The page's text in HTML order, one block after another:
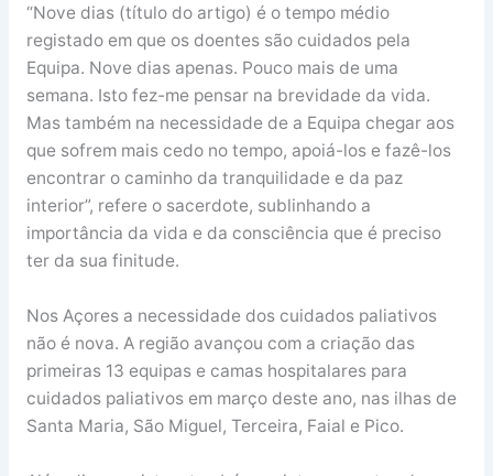
“Nove dias (título do artigo) é o tempo médio
registado em que os doentes são cuidados pela
Equipa. Nove dias apenas. Pouco mais de uma
semana. Isto fez-me pensar na brevidade da vida.
Mas também na necessidade de a Equipa chegar aos
que sofrem mais cedo no tempo, apoiá-los e fazê-los
encontrar o caminho da tranquilidade e da paz
interior”, refere o sacerdote, sublinhando a
importância da vida e da consciência que é preciso
ter da sua finitude.
Nos Açores a necessidade dos cuidados paliativos
não é nova. A região avançou com a criação das
primeiras 13 equipas e camas hospitalares para
cuidados paliativos em março deste ano, nas ilhas de
Santa Maria, São Miguel, Terceira, Faial e Pico.